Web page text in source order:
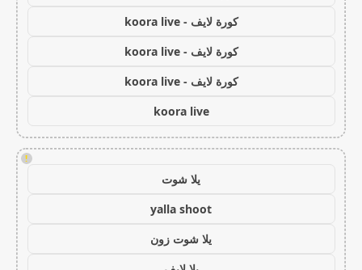
كورة لايف - koora live
كورة لايف - koora live
كورة لايف - koora live
koora live
!
يلا شوت
yalla shoot
يلا شوت زون